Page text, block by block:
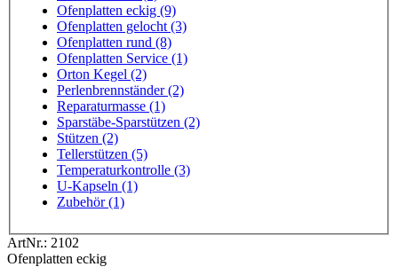
Ofenplatten eckig (9)
Ofenplatten gelocht (3)
Ofenplatten rund (8)
Ofenplatten Service (1)
Orton Kegel (2)
Perlenbrennständer (2)
Reparaturmasse (1)
Sparstäbe-Sparstützen (2)
Stützen (2)
Tellerstützen (5)
Temperaturkontrolle (3)
U-Kapseln (1)
Zubehör (1)
ArtNr.: 2102
Ofenplatten eckig